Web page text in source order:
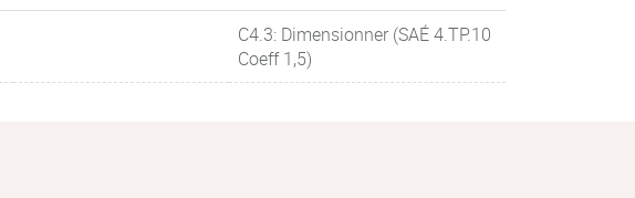
C4.3: Dimensionner (SAÉ 4.TP.10
Coeff 1,5)